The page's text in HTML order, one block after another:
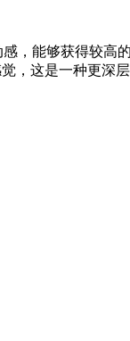
，能够获得较高
，这是一种更深